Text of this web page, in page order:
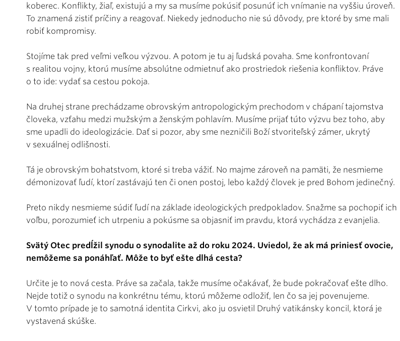
koberec. Konflikty, žiaľ, existujú a my sa musíme pokúsiť posunúť ich vnímanie na vyššiu úroveň.
To znamená zistiť príčiny a reagovať. Niekedy jednoducho nie sú dôvody, pre ktoré by sme mali
robiť kompromisy.
Stojíme tak pred veľmi veľkou výzvou. A potom je tu aj ľudská povaha. Sme konfrontovaní
s realitou vojny, ktorú musíme absolútne odmietnuť ako prostriedok riešenia konfliktov. Práve
o to ide: vydať sa cestou pokoja.
Na druhej strane prechádzame obrovským antropologickým prechodom v chápaní tajomstva
človeka, vzťahu medzi mužským a ženským pohlavím. Musíme prijať túto výzvu bez toho, aby
sme upadli do ideologizácie. Dať si pozor, aby sme nezničili Boží stvoriteľský zámer, ukrytý
v sexuálnej odlišnosti.
Tá je obrovským bohatstvom, ktoré si treba vážiť. No majme zároveň na pamäti, že nesmieme
démonizovať ľudí, ktorí zastávajú ten či onen postoj, lebo každý človek je pred Bohom jedinečný.
Preto nikdy nesmieme súdiť ľudí na základe ideologických predpokladov. Snažme sa pochopiť ich
voľbu, porozumieť ich utrpeniu a pokúsme sa objasniť im pravdu, ktorá vychádza z evanjelia.
Svätý Otec predĺžil synodu o synodalite až do roku 2024. Uviedol, že ak má priniesť ovocie,
nemôžeme sa ponáhľať. Môže to byť ešte dlhá cesta?
Určite je to nová cesta. Práve sa začala, takže musíme očakávať, že bude pokračovať ešte dlho.
Nejde totiž o synodu na konkrétnu tému, ktorú môžeme odložiť, len čo sa jej povenujeme.
V tomto prípade je to samotná identita Cirkvi, ako ju osvietil Druhý vatikánsky koncil, ktorá je
vystavená skúške.